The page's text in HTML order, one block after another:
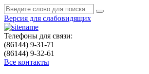
Версия для слабовидящих
Телефоны для связи:
(86144) 9-31-71
(86144) 9-32-61
Все контакты